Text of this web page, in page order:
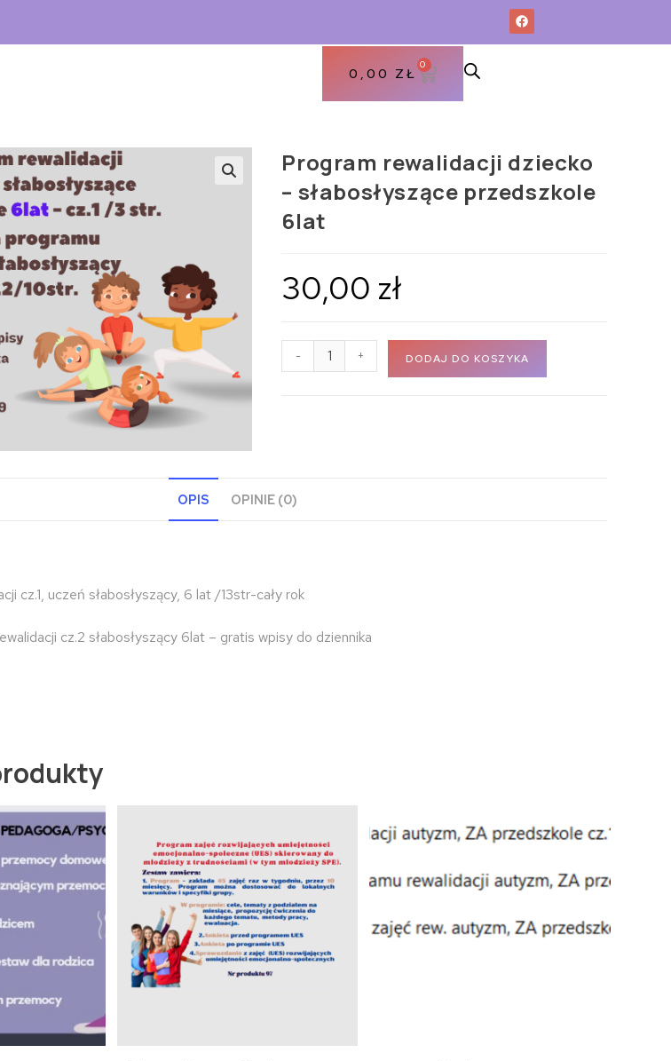
0,00 ZŁ
0
Program rewalidacji dziecko
– słabosłyszące przedszkole
6lat
30,00 zł
- + DODAJ DO KOSZYKA
OPIS OPINIE (0)
cz.1, uczeń słabosłyszący, 6 lat /13str-cały rok
cz.2 słabosłyszący 6lat – gratis wpisy do dziennika